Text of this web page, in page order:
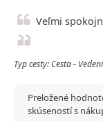
Veľmi
Typ cesty: Cesta -
Preložené
skúseností s